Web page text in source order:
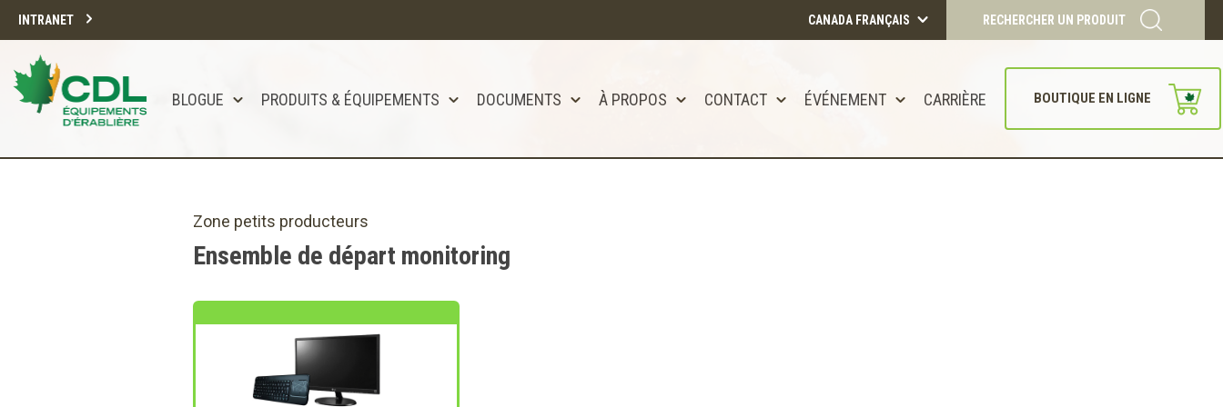
INTRANET CANADA FRANÇAIS RECHERCHER UN PRODUIT
BLOGUE PRODUITS & ÉQUIPEMENTS DOCUMENTS À PROPOS CONTACT ÉVÉNEMENT CARRIÈRE BOUTIQUE EN LIGNE
Zone petits producteurs
Ensemble de départ monitoring